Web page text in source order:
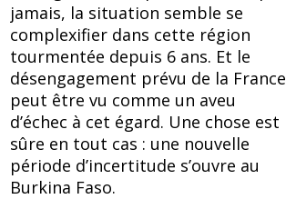
jamais, la situation semble se
complexifier dans cette région
tourmentée depuis 6 ans. Et le
désengagement prévu de la France
peut être vu comme un aveu
d’échec à cet égard. Une chose est
sûre en tout cas : une nouvelle
période d’incertitude s’ouvre au
Burkina Faso.